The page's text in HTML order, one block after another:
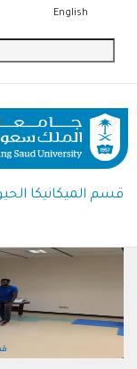
English
قسم الميكانيكا